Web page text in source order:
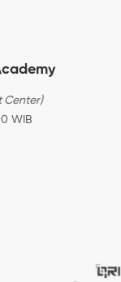
Center)
WIB